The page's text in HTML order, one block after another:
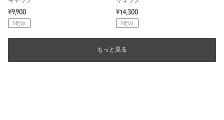
¥9,900
NEW
¥14,300
NEW
もっと見る